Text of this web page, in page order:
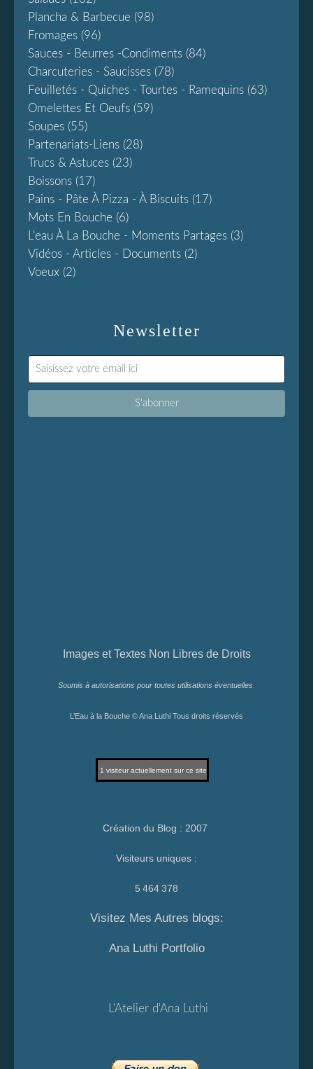
Newsletter
Plancha & Barbecue (98)
Fromages (96)
Sauces - Beurres -condiments (84)
Charcuteries - Saucisses (78)
Feuilletés - Quiches - Tourtes - Ramequins (63)
Omelettes Et Oeufs (59)
Soupes (55)
Partenariats-Liens (28)
Trucs & Astuces (23)
Boissons (17)
Pains - Pâte À Pizza - À Biscuits (17)
Mots En Bouche (6)
L'eau À La Bouche - Moments Partages (3)
Vidéos - Articles - Documents (2)
Voeux (2)
Images et Textes Non Libres de Droits
Soumis à autorisations pour toutes utilisations éventuelles
L’Eau à la Bouche © Ana Luthi Tous droits réservés
1 visiteur actuellement sur ce site
Création du Blog : 2007
Visiteurs uniques :
5 464 378
Visitez Mes Autres blogs:
Ana Luthi Portfolio
L'Atelier d'Ana Luthi